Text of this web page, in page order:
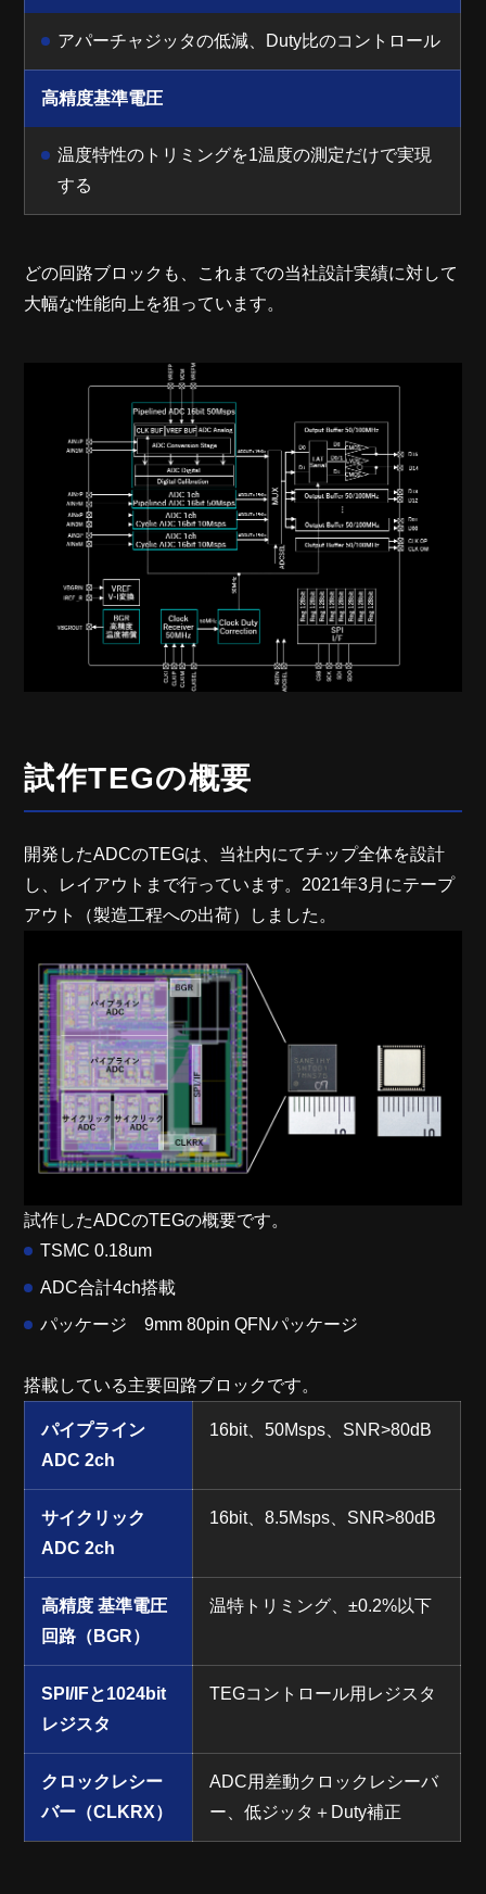
アパーチャジッタの低減、Duty比のコントロール
高精度基準電圧
温度特性のトリミングを1温度の測定だけで実現
する
どの回路ブロックも、これまでの当社設計実績に対して
大幅な性能向上を狙っています。
試作TEGの概要
開発したADCのTEGは、当社内にてチップ全体を設計
し、レイアウトまで行っています。2021年3月にテープ
アウト（製造工程への出荷）しました。
試作したADCのTEGの概要です。
TSMC 0.18um
ADC合計4ch搭載
パッケージ 9mm 80pin QFNパッケージ
搭載している主要回路ブロックです。
パイプライン
ADC 2ch
16bit、50Msps、SNR>80dB
サイクリック
ADC 2ch
16bit、8.5Msps、SNR>80dB
高精度 基準電圧
回路（BGR）
温特トリミング、±0.2%以下
SPI/IFと1024bit
レジスタ
TEGコントロール用レジスタ
クロックレシー
バー（CLKRX）
ADC用差動クロックレシーバ
ー、低ジッタ＋Duty補正